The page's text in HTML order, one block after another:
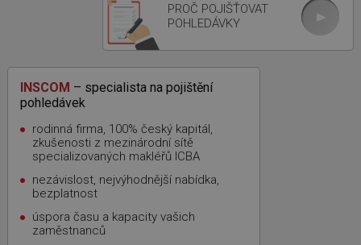
PROČ POJIŠŤOVAT
POHLEDÁVKY
INSCOM – specialista na pojištění
pohledávek
rodinná firma, 100% český kapitál,
zkušenosti z mezinárodní sítě
specializovaných makléřů ICBA
nezávislost, nejvýhodnější nabídka,
bezplatnost
úspora času a kapacity vašich
zaměstnanců